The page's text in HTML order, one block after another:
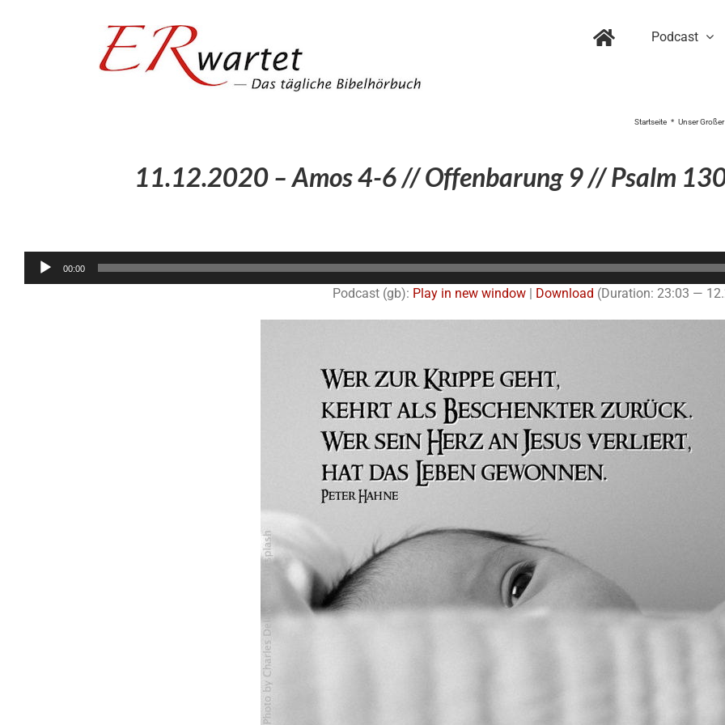
Podcast
Startseite Unser
11.12.2020 – Amos 4-6 // Offenbarung 9 // Psalm
Audio-
00:00
Podcast (gb): Play in new window| Download (Duration: 23:03 —